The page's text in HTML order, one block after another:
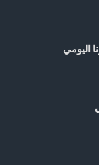
اليومي